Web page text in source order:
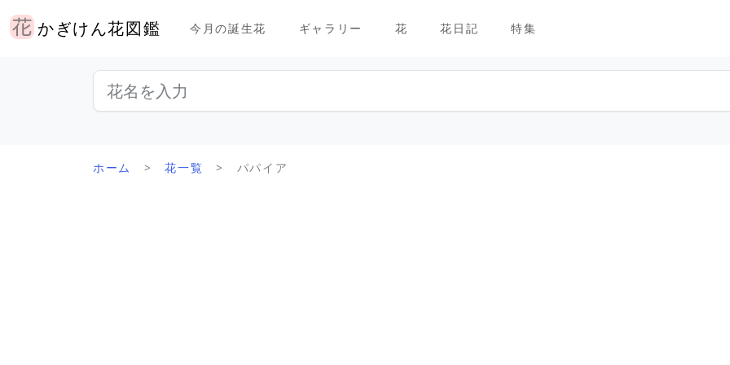
かぎけん花図鑑 今月の誕生花 ギャラリー 花 花日記 特集
ホーム 花一覧 パパイア